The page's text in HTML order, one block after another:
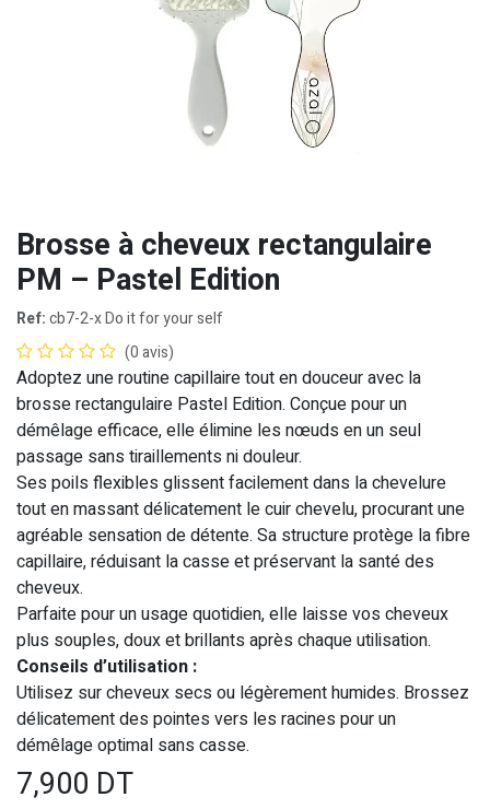
Brosse à cheveux rectangulaire
PM – Pastel Edition
Ref:cb7-2-x Do it for your self
(0 avis)
Adoptez une routine capillaire tout en douceur avec la
brosse rectangulaire Pastel Edition. Conçue pour un
démêlage efficace, elle élimine les nœuds en un seul
passage sans tiraillements ni douleur.
Ses poils flexibles glissent facilement dans la chevelure
tout en massant délicatement le cuir chevelu, procurant une
agréable sensation de détente. Sa structure protège la fibre
capillaire, réduisant la casse et préservant la santé des
cheveux.
Parfaite pour un usage quotidien, elle laisse vos cheveux
plus souples, doux et brillants après chaque utilisation.
Conseils d’utilisation :
Utilisez sur cheveux secs ou légèrement humides. Brossez
délicatement des pointes vers les racines pour un
démêlage optimal sans casse.
7,900 DT